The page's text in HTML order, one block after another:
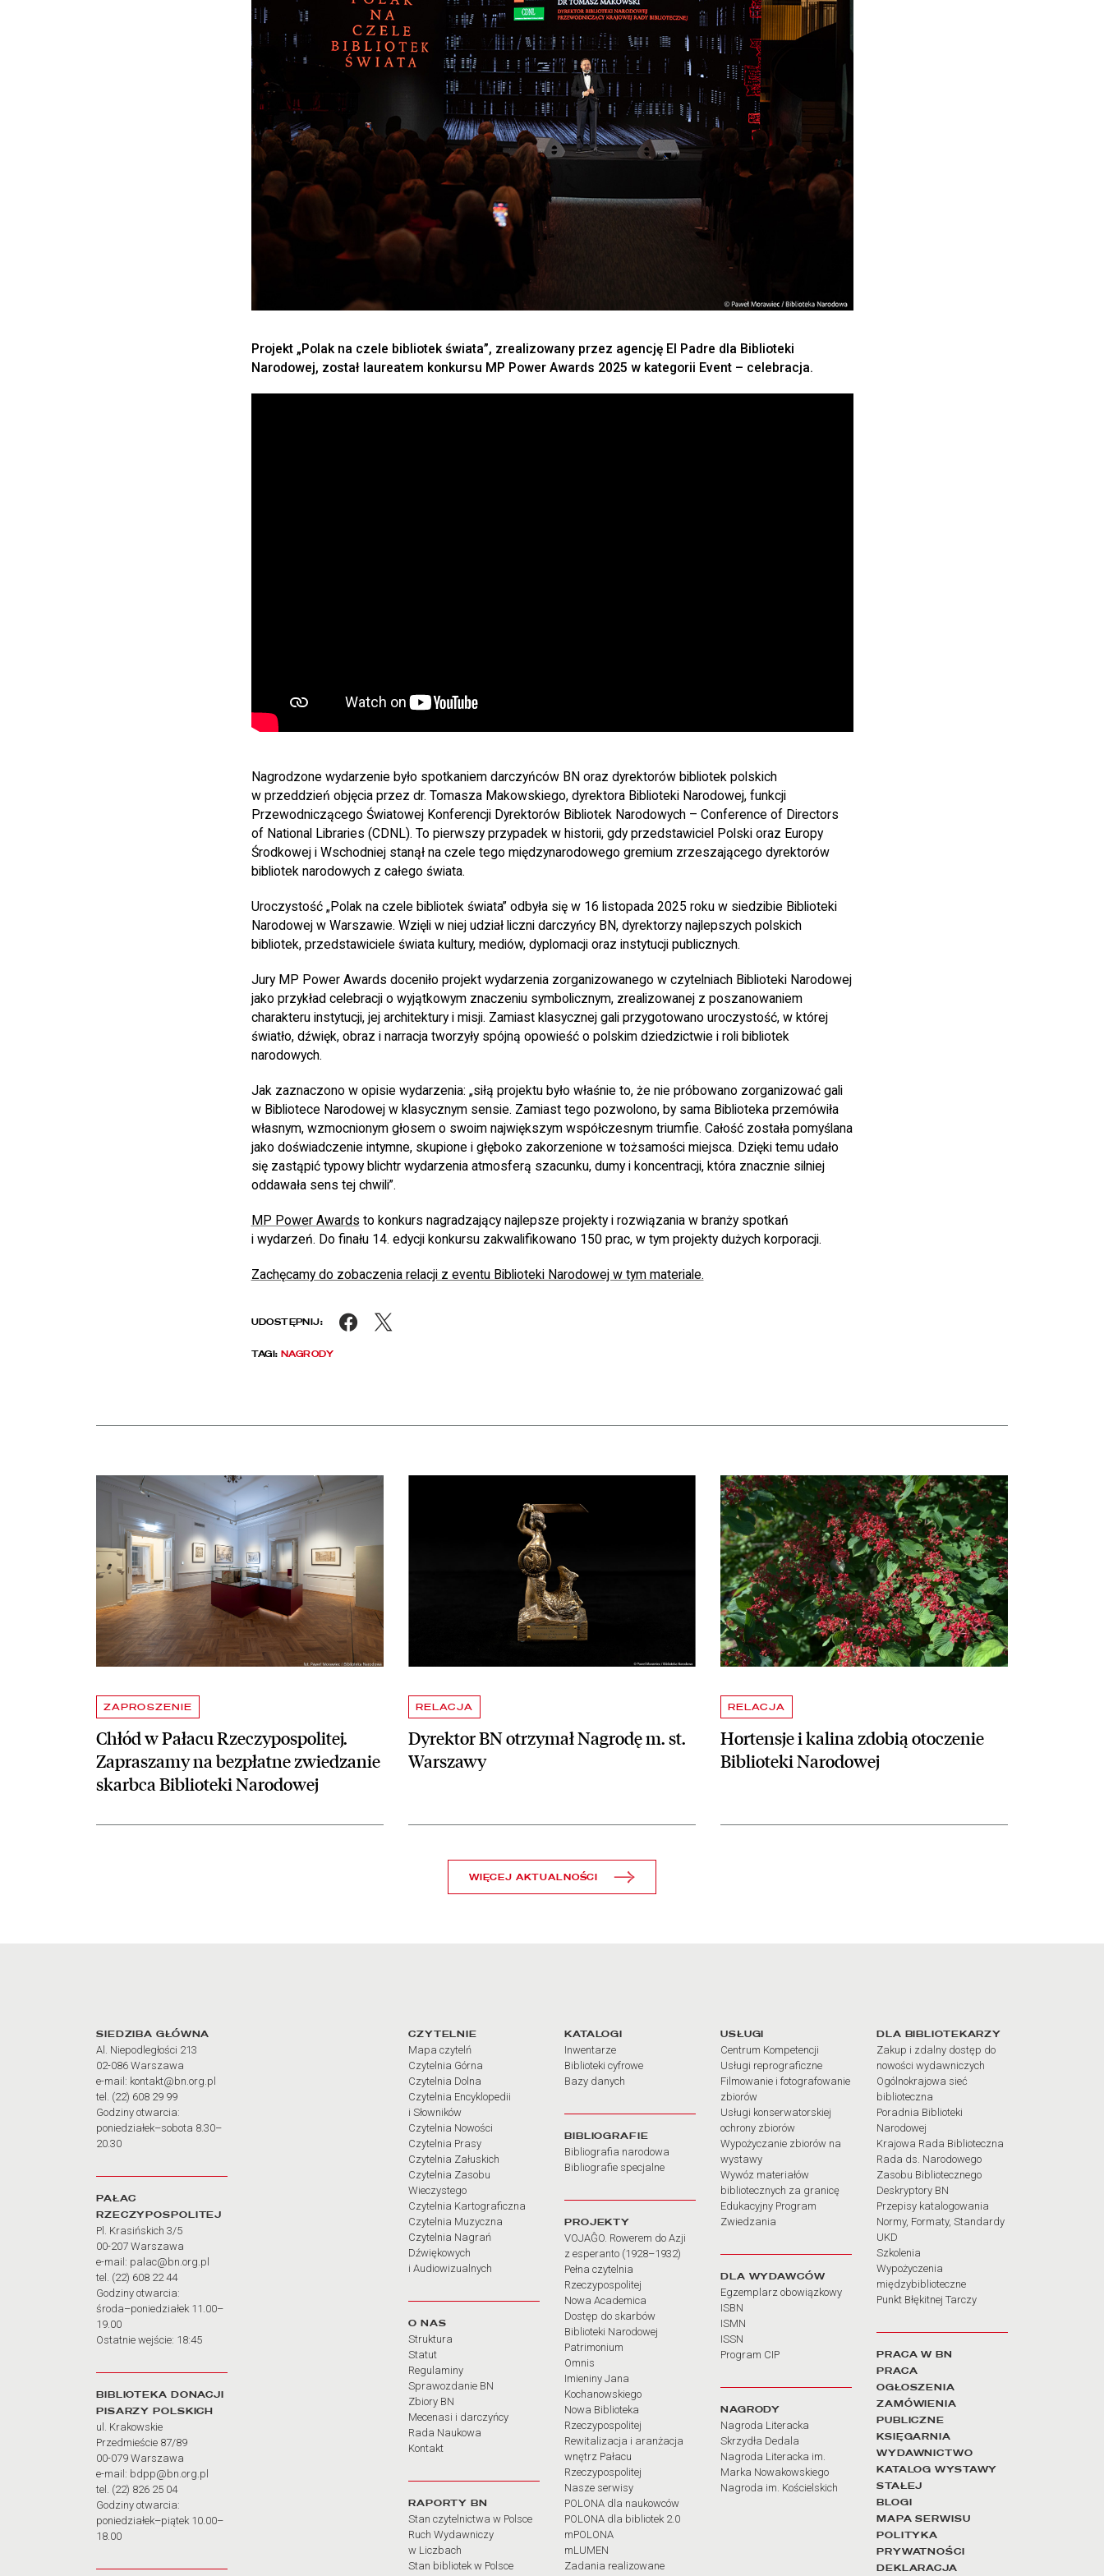
Projekt „Polak na czele bibliotek świata”, zrealizowany przez agencję El Padre dla Biblioteki
Narodowej, został laureatem konkursu MP Power Awards 2025 w kategorii Event – celebracja.
Nagrodzone wydarzenie było spotkaniem darczyńców BN oraz dyrektorów bibliotek polskich
w przeddzień objęcia przez dr. Tomasza Makowskiego, dyrektora Biblioteki Narodowej, funkcji
Przewodniczącego Światowej Konferencji Dyrektorów Bibliotek Narodowych – Conference of Directors
of National Libraries (CDNL). To pierwszy przypadek w historii, gdy przedstawiciel Polski oraz Europy
Środkowej i Wschodniej stanął na czele tego międzynarodowego gremium zrzeszającego dyrektorów
bibliotek narodowych z całego świata.
Uroczystość „Polak na czele bibliotek świata” odbyła się w 16 listopada 2025 roku w siedzibie Biblioteki
Narodowej w Warszawie. Wzięli w niej udział liczni darczyńcy BN, dyrektorzy najlepszych polskich
bibliotek, przedstawiciele świata kultury, mediów, dyplomacji oraz instytucji publicznych.
Jury MP Power Awards doceniło projekt wydarzenia zorganizowanego w czytelniach Biblioteki Narodowej
jako przykład celebracji o wyjątkowym znaczeniu symbolicznym, zrealizowanej z poszanowaniem
charakteru instytucji, jej architektury i misji. Zamiast klasycznej gali przygotowano uroczystość, w której
światło, dźwięk, obraz i narracja tworzyły spójną opowieść o polskim dziedzictwie i roli bibliotek
narodowych.
Jak zaznaczono w opisie wydarzenia: „siłą projektu było właśnie to, że nie próbowano zorganizować gali
w Bibliotece Narodowej w klasycznym sensie. Zamiast tego pozwolono, by sama Biblioteka przemówiła
własnym, wzmocnionym głosem o swoim największym współczesnym triumfie. Całość została pomyślana
jako doświadczenie intymne, skupione i głęboko zakorzenione w tożsamości miejsca. Dzięki temu udało
się zastąpić typowy blichtr wydarzenia atmosferą szacunku, dumy i koncentracji, która znacznie silniej
oddawała sens tej chwili”.
MP Power Awards to konkurs nagradzający najlepsze projekty i rozwiązania w branży spotkań
i wydarzeń. Do finału 14. edycji konkursu zakwalifikowano 150 prac, w tym projekty dużych korporacji.
Zachęcamy do zobaczenia relacji z eventu Biblioteki Narodowej w tym materiale.
UDOSTĘPNIJ: Facebook
TAGI:NAGRODY
Aktualności
ZAPROSZENIE
Chłód w Pałacu Rzeczypospolitej.
Zapraszamy na bezpłatne zwiedzanie
skarbca Biblioteki Narodowej
czytaj więcej o Chłód w Pałacu Rzeczypospolitej. Zapraszamy na bezpłatne zwiedzanie skarbca Biblioteki Narodowej
RELACJA
Dyrektor BN otrzymał Nagrodę m. st.
Warszawy
czytaj więcej o Dyrektor BN otrzymał Nagrodę m. st. Warszawy
RELACJA
Hortensje i kalina zdobią otoczenie
Biblioteki Narodowej
czytaj więcej o Hortensje i kalina zdobią otoczenie Biblioteki Narodowej
WIĘCEJ AKTUALNOŚCI
Adres oraz godziny otwarcia
SIEDZIBA GŁÓWNA
Al. Niepodległości 213
02-086 Warszawa
e-mail: kontakt@bn.org.pl
tel. (22) 608 29 99
Godziny otwarcia:
poniedziałek–sobota 8.30–
20.30
PAŁAC
RZECZYPOSPOLITEJ
Pl. Krasińskich 3/5
00-207 Warszawa
e-mail: palac@bn.org.pl
tel. (22) 608 22 44
Godziny otwarcia:
środa–poniedziałek 11.00–
19.00
Ostatnie wejście: 18:45
BIBLIOTEKA DONACJI
PISARZY POLSKICH
ul. Krakowskie
Przedmieście 87/89
00-079 Warszawa
e-mail: bdpp@bn.org.pl
tel. (22) 826 25 04
Godziny otwarcia:
poniedziałek–piątek 10.00–
18.00
Linki do najważniejszych działów
CZYTELNIE
Mapa czytelń
Czytelnia Górna
Czytelnia Dolna
Czytelnia Encyklopedii
i Słowników
Czytelnia Nowości
Czytelnia Prasy
Czytelnia Załuskich
Czytelnia Zasobu
Wieczystego
Czytelnia Kartograficzna
Czytelnia Muzyczna
Czytelnia Nagrań
Dźwiękowych
i Audiowizualnych
O NAS
Struktura
Statut
Regulaminy
Sprawozdanie BN
Zbiory BN
Mecenasi i darczyńcy
Rada Naukowa
Kontakt
RAPORTY BN
Stan czytelnictwa w Polsce
Ruch Wydawniczy
w Liczbach
Stan bibliotek w Polsce
KATALOGI
Inwentarze
Biblioteki cyfrowe
Bazy danych
BIBLIOGRAFIE
Bibliografia narodowa
Bibliografie specjalne
PROJEKTY
VOJAĜO. Rowerem do Azji
z esperanto (1928–1932)
Pełna czytelnia
Rzeczypospolitej
Nowa Academica
Dostęp do skarbów
Biblioteki Narodowej
Patrimonium
Omnis
Imieniny Jana
Kochanowskiego
Nowa Biblioteka
Rzeczypospolitej
Rewitalizacja i aranżacja
wnętrz Pałacu
Rzeczypospolitej
Nasze serwisy
POLONA dla naukowców
POLONA dla bibliotek 2.0
mPOLONA
mLUMEN
Zadania realizowane
USŁUGI
Centrum Kompetencji
Usługi reprograficzne
Filmowanie i fotografowanie
zbiorów
Usługi konserwatorskiej
ochrony zbiorów
Wypożyczanie zbiorów na
wystawy
Wywóz materiałów
bibliotecznych za granicę
Edukacyjny Program
Zwiedzania
DLA WYDAWCÓW
Egzemplarz obowiązkowy
ISBN
ISMN
ISSN
Program CIP
NAGRODY
Nagroda Literacka
Skrzydła Dedala
Nagroda Literacka im.
Marka Nowakowskiego
Nagroda im. Kościelskich
DLA BIBLIOTEKARZY
Zakup i zdalny dostęp do
nowości wydawniczych
Ogólnokrajowa sieć
biblioteczna
Poradnia Biblioteki
Narodowej
Krajowa Rada Biblioteczna
Rada ds. Narodowego
Zasobu Bibliotecznego
Deskryptory BN
Przepisy katalogowania
Normy, Formaty, Standardy
UKD
Szkolenia
Wypożyczenia
międzybiblioteczne
Punkt Błękitnej Tarczy
PRACA W BN
PRACA
OGŁOSZENIA
ZAMÓWIENIA
PUBLICZNE
KSIĘGARNIA
WYDAWNICTWO
KATALOG WYSTAWY
STAŁEJ
BLOGI
MAPA SERWISU
POLITYKA
PRYWATNOŚCI
DEKLARACJA